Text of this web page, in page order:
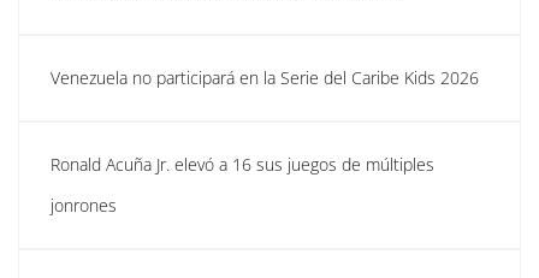
Venezuela no participará en la Serie del Caribe Kids 2026
Ronald Acuña Jr. elevó a 16 sus juegos de múltiples
jonrones